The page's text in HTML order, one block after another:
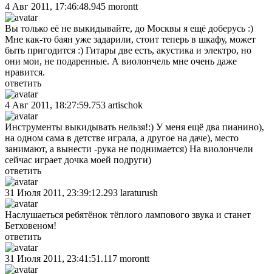
4 Авг 2011, 17:46:48.945 morontt
Вы только её не выкидывайте, до Москвы я ещё доберусь :)
Мне как-то баян уже задарили, стоит теперь в шкафу, может
быть пригодится :) Гитары две есть, акустика и электро, но
они мои, не подаренные. А виолончель мне очень даже
нравится.
ответить
4 Авг 2011, 18:27:59.753 artischok
Инструменты выкидывать нельзя!:) У меня ещё два пианино),
на одном сама в детстве играла, а другое на даче), место
занимают, а вынести -рука не поднимается) На виолончели
сейчас играет дочка моей подруги)
ответить
31 Июля 2011, 23:39:12.293 laraturush
Наслушаеться ребятёнок тёплого лампового звука и станет
Бетховеном!
ответить
31 Июля 2011, 23:41:51.117 morontt